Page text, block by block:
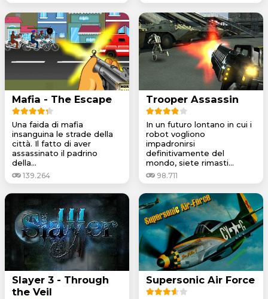
Mafia - The Escape
Una faida di mafia
insanguina le strade della
città. Il fatto di aver
assassinato il padrino
della...
139.264
Trooper Assassin
In un futuro lontano in cui i
robot vogliono
impadronirsi
definitivamente del
mondo, siete rimasti...
98.711
Slayer 3 - Through
the Veil
Supersonic Air Force